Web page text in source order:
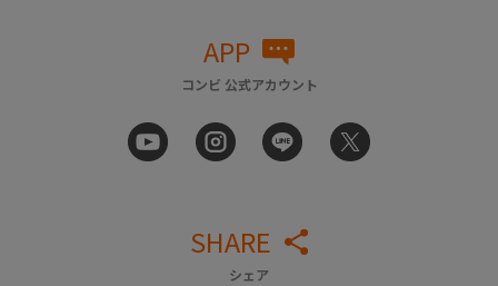
APP
コンビ 公式アカウント
SHARE
シェア